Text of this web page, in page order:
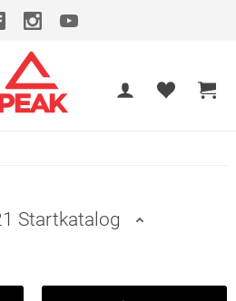
Startkatalog